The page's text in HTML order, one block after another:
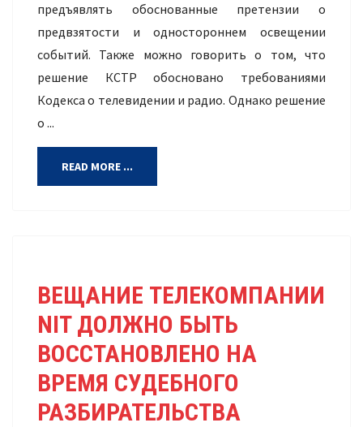
предъявлять обоснованные претензии о
предвзятости и одностороннем освещении
событий. Также можно говорить о том, что
решение КСТР обосновано требованиями
Кодекса о телевидении и радио. Однако решение
о ...
READ MORE ...
ВЕЩАНИЕ ТЕЛЕКОМПАНИИ
NIT ДОЛЖНО БЫТЬ
ВОССТАНОВЛЕНО НА
ВРЕМЯ СУДЕБНОГО
РАЗБИРАТЕЛЬСТВА